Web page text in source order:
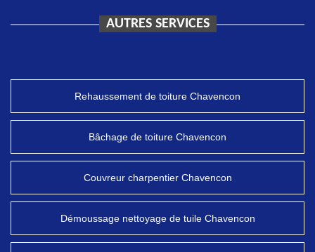
AUTRES SERVICES
Rehaussement de toiture Chavencon
Bâchage de toiture Chavencon
Couvreur charpentier Chavencon
Démoussage nettoyage de tuile Chavencon